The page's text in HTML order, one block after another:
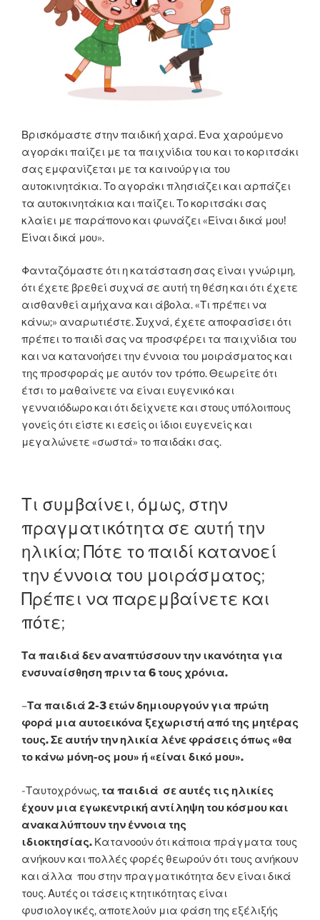
Βρισκόμαστε στην παιδική χαρά. Ένα χαρούμενο
αγοράκι παίζει με τα παιχνίδια του και το κοριτσάκι
σας εμφανίζεται με τα καινούργια του
αυτοκινητάκια. Το αγοράκι πλησιάζει και αρπάζει
τα αυτοκινητάκια και παίζει. Το κοριτσάκι σας
κλαίει με παράπονο και φωνάζει «Είναι δικά μου!
Είναι δικά μου».
Φανταζόμαστε ότι η κατάσταση σας είναι γνώριμη,
ότι έχετε βρεθεί συχνά σε αυτή τη θέση και ότι έχετε
αισθανθεί αμήχανα και άβολα. «Τι πρέπει να
κάνω;» αναρωτιέστε. Συχνά, έχετε αποφασίσει ότι
πρέπει το παιδί σας να προσφέρει τα παιχνίδια του
και να κατανοήσει την έννοια του μοιράσματος και
της προσφοράς με αυτόν τον τρόπο. Θεωρείτε ότι
έτσι το μαθαίνετε να είναι ευγενικό και
γενναιόδωρο και ότι δείχνετε και στους υπόλοιπους
γονείς ότι είστε κι εσείς οι ίδιοι ευγενείς και
μεγαλώνετε «σωστά» το παιδάκι σας.
Τι συμβαίνει, όμως, στην
πραγματικότητα σε αυτή την
ηλικία; Πότε το παιδί κατανοεί
την έννοια του μοιράσματος;
Πρέπει να παρεμβαίνετε και
πότε;
Τα παιδιά δεν αναπτύσσουν την ικανότητα για
ενσυναίσθηση πριν τα 6 τους χρόνια.
–Τα παιδιά 2-3 ετών δημιουργούν για πρώτη
φορά μια αυτοεικόνα ξεχωριστή από της μητέρας
τους. Σε αυτήν την ηλικία λένε φράσεις όπως «θα
το κάνω μόνη-ος μου» ή «είναι δικό μου».
-Ταυτοχρόνως, τα παιδιά σε αυτές τις ηλικίες
έχουν μια εγωκεντρική αντίληψη του κόσμου και
ανακαλύπτουν την έννοια της
ιδιοκτησίας. Κατανοούν ότι κάποια πράγματα τους
ανήκουν και πολλές φορές θεωρούν ότι τους ανήκουν
και άλλα που στην πραγματικότητα δεν είναι δικά
τους. Αυτές οι τάσεις κτητικότητας είναι
φυσιολογικές, αποτελούν μια φάση της εξέλιξής